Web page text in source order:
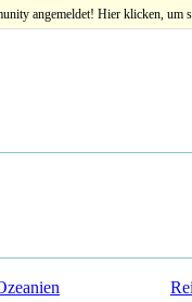
angemeldet! Hier klicken, um